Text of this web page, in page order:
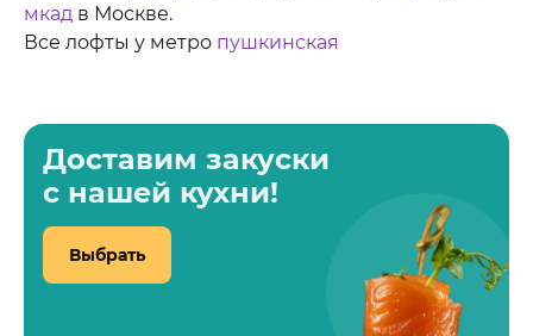
мкад в Москве.
Все лофты у метро пушкинская
Доставим закуски
с нашей кухни!
Выбрать